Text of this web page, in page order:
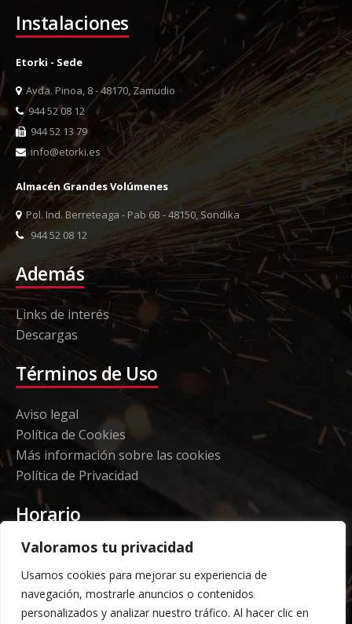
Valoramos tu privacidad
Usamos cookies para mejorar su experiencia de
navegación, mostrarle anuncios o contenidos
personalizados y analizar nuestro tráfico. Al hacer clic en
Instalaciones
Etorki - Sede
Avda. Pinoa, 8 - 48170, Zamudio
944 52 08 12
944 52 13 79
info@etorki.es
Almacén Grandes Volúmenes
Pol. Ind. Berreteaga - Pab 6B - 48150, Sondika
944 52 08 12
Además
Links de interés
Descargas
Términos de Uso
Aviso legal
Política de Cookies
Más información sobre las cookies
Política de Privacidad
Horario
Etorki - Sede
Lunes a jueves 08:00 a 16:00
Viernes: 08:00 a 14:00